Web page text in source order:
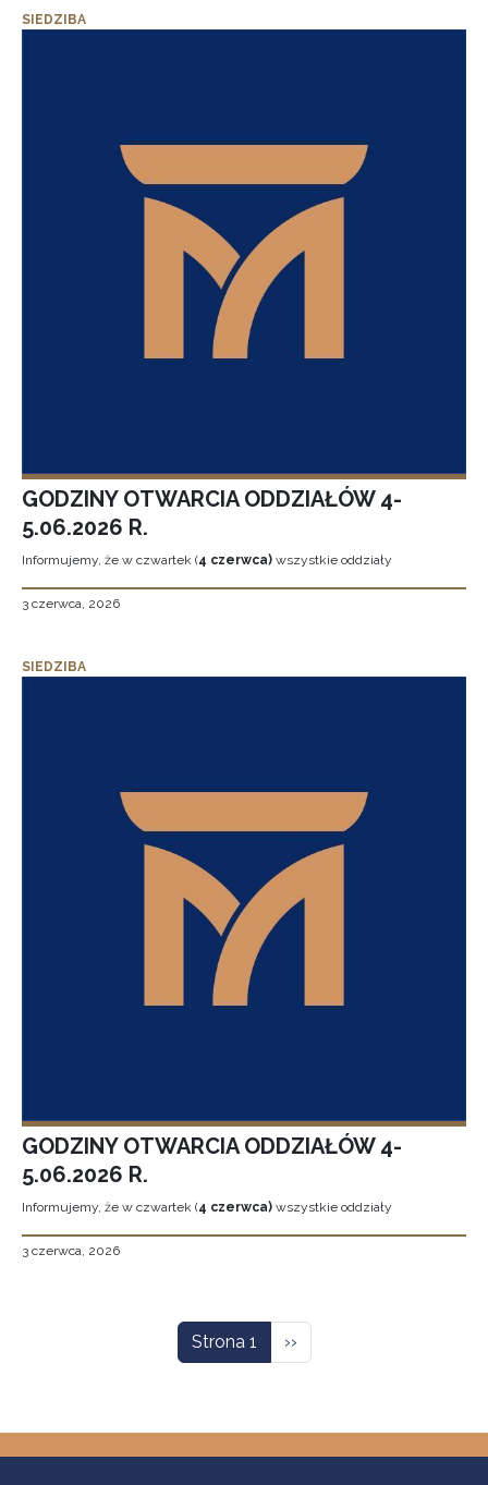
SIEDZIBA
GODZINY OTWARCIA ODDZIAŁÓW 4-
5.06.2026 R.
Informujemy, że w czwartek (4 czerwca) wszystkie oddziały
3 czerwca, 2026
SIEDZIBA
GODZINY OTWARCIA ODDZIAŁÓW 4-
5.06.2026 R.
Informujemy, że w czwartek (4 czerwca) wszystkie oddziały
3 czerwca, 2026
Strona 1 Następna strona
››